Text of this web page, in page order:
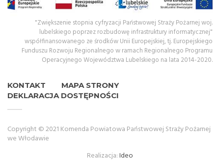
KONTAKT
MAPA STRONY
DEKLARACJA DOSTĘPNOŚCI
Copyright © 2021 Komenda Powiatowa Państwowej Straży Pożarnej
we Włodawie
Realizacja:Ideo
"Zwiększenie stopnia cyfryzacji Państwowej Straży Pożarnej woj.
lubelskiego poprzez rozbudowę infrastruktury informatycznej"
współfinansowanego ze środków Unii Europejskiej, tj. Europejskiego
Funduszu Rozwoju Regionalnego w ramach Regionalnego Programu
Operacyjnego Województwa Lubelskiego na lata 2014-2020.